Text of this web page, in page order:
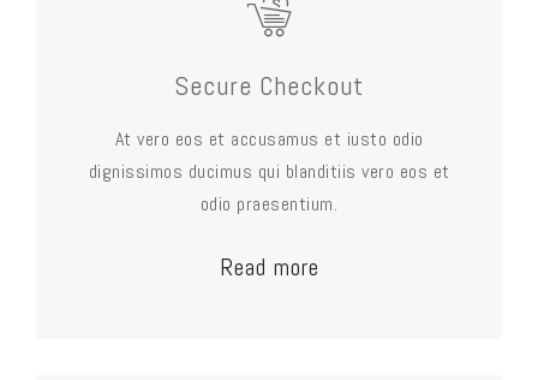
Secure Checkout
At vero eos et accusamus et iusto odio
dignissimos ducimus qui blanditiis vero eos et
odio praesentium.
Read more